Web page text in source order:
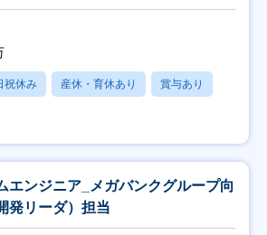
祝休み 産休・育休あり 賞与あり
エンジニア_メガバンクグループ向
発リーダ）担当